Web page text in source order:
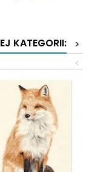
KATEGORII:
>
<